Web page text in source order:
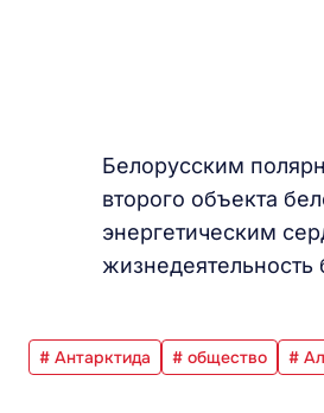
Белорусским
второго объекта
энергетическим
жизнедеятельность
# Антарктида # общество #